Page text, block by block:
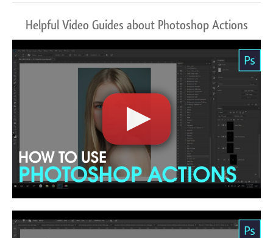
Helpful Video Guides about Photoshop Actions